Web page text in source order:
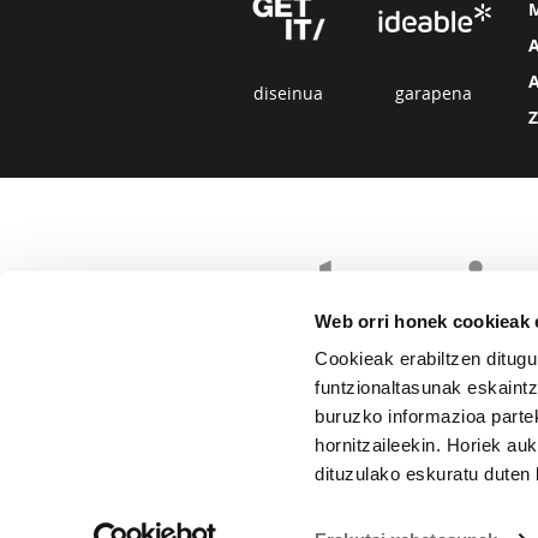
Web orri honek cookieak
Cookieak erabiltzen
funtzionaltasunak
buruzko informazioa
hornitzaileekin. Horiek
dituzulako eskuratu
diseinua garapena